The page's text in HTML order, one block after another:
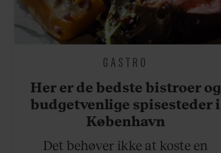
GASTRO
Her er de bedste bistroer og
budgetvenlige spisesteder i
København
Det behøver ikke at koste en